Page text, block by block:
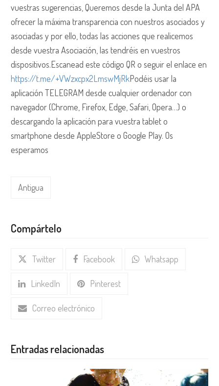
vuestras sugerencias, Queremos desde la Junta del APA
ofrecer la máxima transparencia con nuestros asociados y
asociadas y por ello, todas las acciones que realicemos
desde vuestra Asociación, las tendréis en vuestros
dispositivos.Escanead este código QR o seguir el enlace en
https://t.me/+VWzxcpx2LmswMjRkPodéis usar la
aplicación TELEGRAM desde cualquier ordenador con
navegador (Chrome, Firefox, Edge, Safari, Opera…) o
descargando la aplicación para vuestra tablet o
smartphone desde AppleStore o Google Play. Os
esperamos
Antigua
Compártelo
Twitter Facebook Whatsapp
LinkedIn Pinterest
Correo electrónico
Entradas relacionadas